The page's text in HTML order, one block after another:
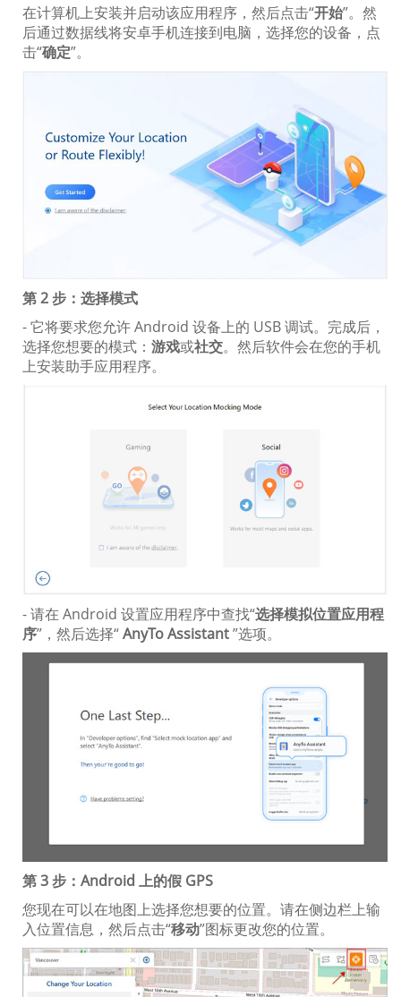
在计算机上安装并启动该应用程序，然后点击“开始”。然
后通过数据线将安卓手机连接到电脑，选择您的设备，点
击“确定”。
第 2 步：选择模式
- 它将要求您允许 Android 设备上的 USB 调试。完成后，
选择您想要的模式： 游戏或社交。然后软件会在您的手机
上安装助手应用程序。
- 请在 Android 设置应用程序中查找“选择模拟位置应用程
序”，然后选择“AnyTo Assistant”选项。
第 3 步：Android 上的假 GPS
您现在可以在地图上选择您想要的位置。请在侧边栏上输
入位置信息，然后点击“移动”图标更改您的位置。